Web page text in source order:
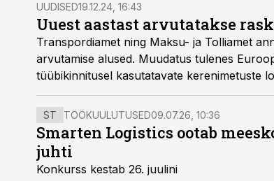
UUDISED19.12.24, 16:43
Uuest aastast arvutatakse
Transpordiamet ning Maksu- ja Tolliamet
arvutamise alused. Muudatus tulenes
tüübikinnitusel kasutatavate kerenimetuste
arvutamiseks.
ST TÖÖKUULUTUSED09.07.26, 10:36
Smarten Logistics ootab
juhti
Konkurss kestab 26. juulini